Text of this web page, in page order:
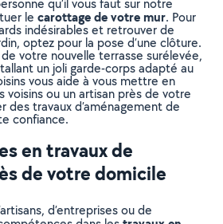
qu’il vous faut sur notre
le carottage de votre mur. Pour
indésirables et retrouver de
optez pour la pose d’une clôture.
votre nouvelle terrasse surélevée,
un joli garde-corps adapté au
vous aide à vous mettre en
voisins ou un artisan près de votre
travaux d’aménagement de
confiance.
en travaux de
de votre domicile
d’entreprises ou de